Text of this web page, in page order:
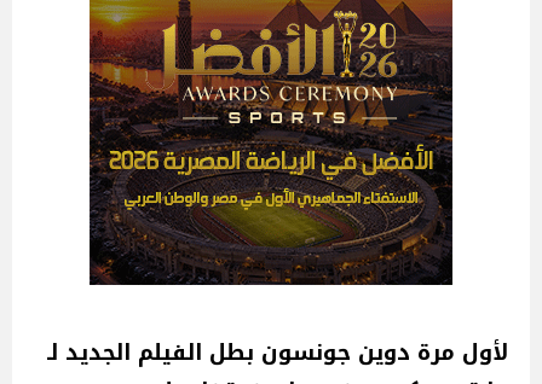
لأول مرة دوين جونسون بطل الفيلم الجديد لـ